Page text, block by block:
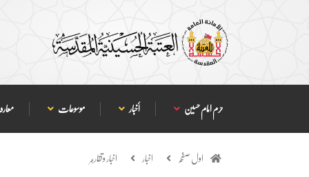
حرم امام حسین أخبار موسوعات
اول صفحہ اخبار اخبار وتقارير